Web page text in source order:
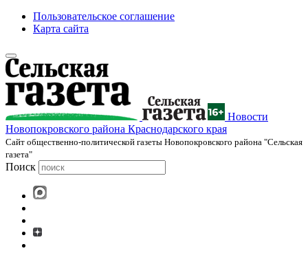
Пользовательское соглашение
Карта сайта
Новости
Новопокровского района Краснодарского края
Cайт общественно-политической газеты Новопокровского района "Сельская
газета"
Поиск